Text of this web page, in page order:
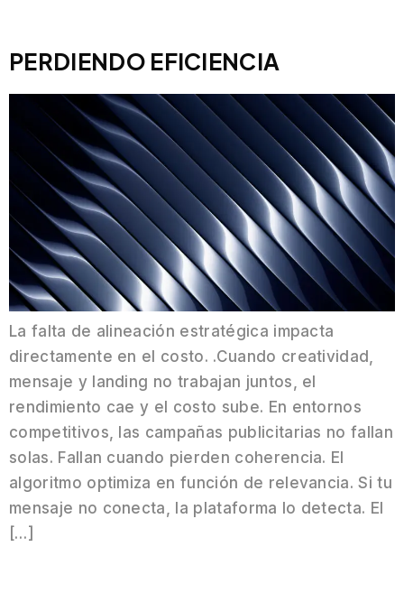
PERDIENDO EFICIENCIA
La falta de alineación estratégica impacta
directamente en el costo. .Cuando creatividad,
mensaje y landing no trabajan juntos, el
rendimiento cae y el costo sube. En entornos
competitivos, las campañas publicitarias no fallan
solas. Fallan cuando pierden coherencia. El
algoritmo optimiza en función de relevancia. Si tu
mensaje no conecta, la plataforma lo detecta. El
[…]